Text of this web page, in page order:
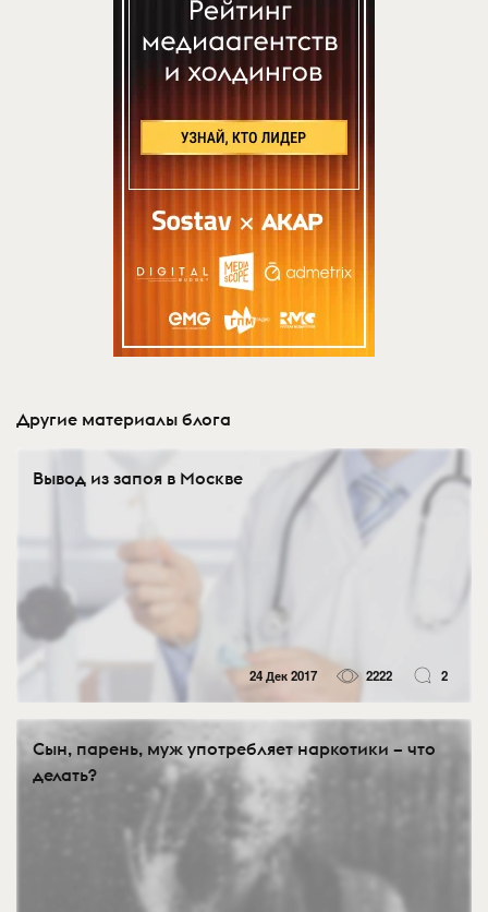
Другие материалы блога
Вывод из запоя в Москве
24 Дек 2017 2222 2
Сын, парень, муж употребляет наркотики – что
делать?